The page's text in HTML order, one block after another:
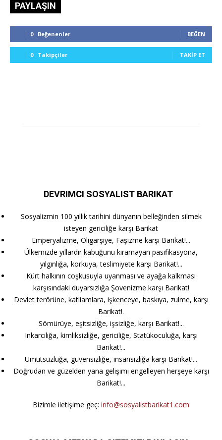
PAYLAŞIN
0 Beğenenler BEĞEN
0 Takipçiler TAKIP ET
DEVRIMCI SOSYALIST BARIKAT
Sosyalizmin 100 yıllık tarihini dünyanın belleğinden silmek
isteyen gericiliğe karşı Barikat
Emperyalizme, Oligarşiye, Faşizme karşı Barikat!...
Ülkemizde yıllardır kabuğunu kıramayan pasifikasyona,
yılgınlığa, korkuya, teslimiyete karşı Barikat!...
Kürt halkının coşkusuyla uyanması ve ayağa kalkması
karşısındaki duyarsızlığa Şovenizme karşı Barikat!
Devlet terörüne, katliamlara, işkenceye, baskıya, zulme, karşı
Barikat!.
Sömürüye, eşitsizliğe, işsizliğe, karşı Barikat!...
Inkarcılığa, kimliksizliğe, gericiliğe, Statükoculuğa, karşı
Barikat!...
Umutsuzluğa, güvensizliğe, insansızlığa karşı Barikat!...
Doğrudan ve güzelden yana gelişimi engelleyen herşeye karşı
Barikat!...
Bizimle iletişime geç: info@sosyalistbarikat1.com